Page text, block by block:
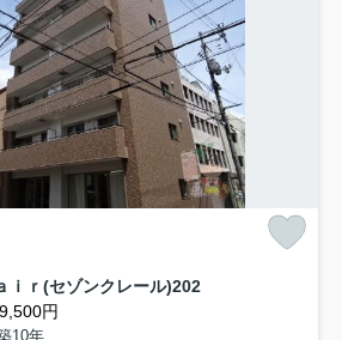
ｒ(セゾンクレール)202
円
10年